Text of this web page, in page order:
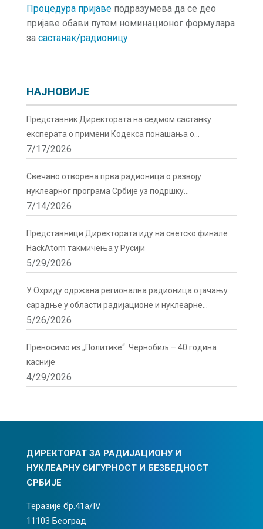
Процедура пријавеподразумева да се део
пријаве обави путем номинационог формулара
за састанак/радионицу.
НАЈНОВИЈЕ
Представник Директората на седмом састанку
експерата о примени Кодекса понашања о
сигурности и безбедности радиоактивних извора у
7/17/2026
Свечано отворена прва радионица о развоју
нуклеарног програма Србије уз подршку
Директората
7/14/2026
Представници Директората иду на светско финале
HackAtom такмичења у Русији
5/29/2026
У Охриду одржана регионална радионица о јачању
сарадње у области радијационе и нуклеарне
сигурности
5/26/2026
Преносимо из „Политике“: Чернобиљ – 40 година
касније
4/29/2026
ДИРЕКТОРАТ ЗА РАДИЈАЦИОНУ И
НУКЛЕАРНУ СИГУРНОСТ И БЕЗБЕДНОСТ
СРБИЈЕ
Теразије бр.41а/IV
11103 Београд